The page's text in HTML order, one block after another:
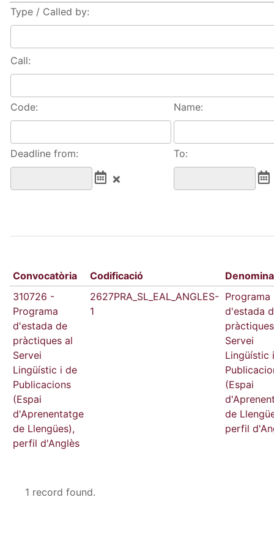
Type / Called by:
Call:
Code: Name:
Deadline from: To:
Convocatòria Codificació
310726 -
Programa
d'estada de
pràctiques al
Servei
Lingüístic i de
Publicacions
(Espai
d'Aprenentatge
de Llengües),
perfil d'Anglès
2627PRA_SL_EAL_ANGLES-
1
Programa
d'estada
Servei
Lingüístic
(Espai
de
perfil
1 record found.